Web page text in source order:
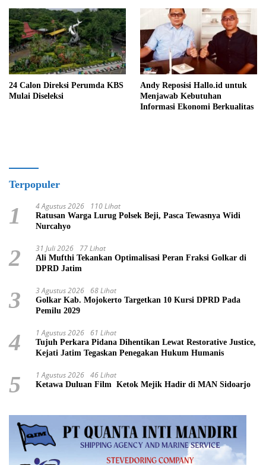
24 Calon Direksi Perumda KBS
Mulai Diseleksi
Andy Reposisi Hallo.id untuk
Menjawab Kebutuhan
Informasi Ekonomi Berkualitas
Terpopuler
1 4 Agustus 2026 110 Lihat
Ratusan Warga Lurug Polsek Beji, Pasca Tewasnya Widi
Nurcahyo
2 31 Juli 2026 77 Lihat
Ali Mufthi Tekankan Optimalisasi Peran Fraksi Golkar di
DPRD Jatim
3 3 Agustus 2026 68 Lihat
Golkar Kab. Mojokerto Targetkan 10 Kursi DPRD Pada
Pemilu 2029
4 1 Agustus 2026 61 Lihat
Tujuh Perkara Pidana Dihentikan Lewat Restorative Justice,
Kejati Jatim Tegaskan Penegakan Hukum Humanis
5 1 Agustus 2026 46 Lihat
Ketawa Duluan Film Ketok Mejik Hadir di MAN Sidoarjo